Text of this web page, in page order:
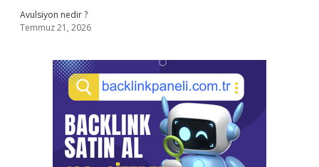
Avulsiyon nedir ?
Temmuz 21, 2026